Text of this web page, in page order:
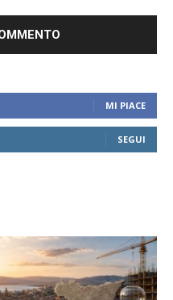
MI PIACE
SEGUI